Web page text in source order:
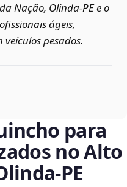
Nação, Olinda‑PE e o
ágeis,
veículos pesados.
para
no Alto